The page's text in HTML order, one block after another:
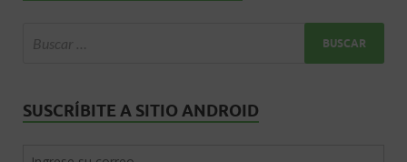
SUSCRÍBITE A SITIO ANDROID